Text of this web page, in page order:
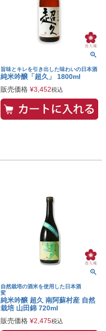
旨味とキレを引き出した味わいの日本酒
純米吟醸「超久」 1800ml
販売価格 ¥3,452税込
自然栽培の酒米を使用した日本酒
変
純米吟醸 超久 南阿蘇村産 自然
栽培 山田錦 720ml
販売価格 ¥2,475税込